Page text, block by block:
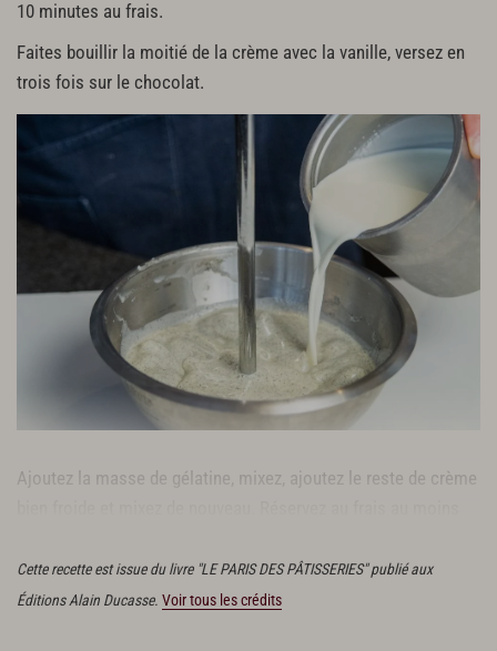
10 minutes au frais.
Faites bouillir la moitié de la crème avec la vanille, versez en
trois fois sur le chocolat.
Ajoutez la masse de gélatine, mixez, ajoutez le reste de crème
Cette recette est issue du livre "LE PARIS DES PÂTISSERIES" publié aux
Éditions Alain Ducasse. Voir tous les crédits